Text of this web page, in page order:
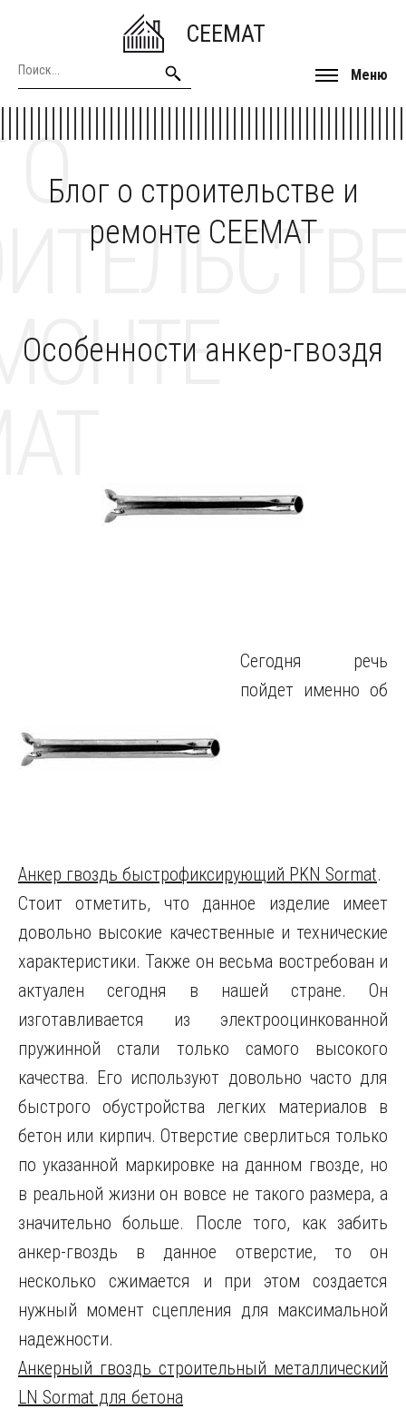
CEEMAT
Меню
Блог о строительстве и
ремонте CEEMAT
О
Особенности анкер-гвоздя
Сегодня речь
пойдет именно об
Анкер гвоздь быстрофиксирующий PKN Sormat.
Стоит отметить, что данное изделие имеет
довольно высокие качественные и технические
характеристики. Также он весьма востребован и
актуален сегодня в нашей стране. Он
изготавливается из электрооцинкованной
пружинной стали только самого высокого
качества. Его используют довольно часто для
быстрого обустройства легких материалов в
бетон или кирпич. Отверстие сверлиться только
по указанной маркировке на данном гвозде, но
в реальной жизни он вовсе не такого размера, а
значительно больше. После того, как забить
анкер-гвоздь в данное отверстие, то он
несколько сжимается и при этом создается
нужный момент сцепления для максимальной
надежности.
Анкерный гвоздь строительный металлический
LN Sormat для бетона